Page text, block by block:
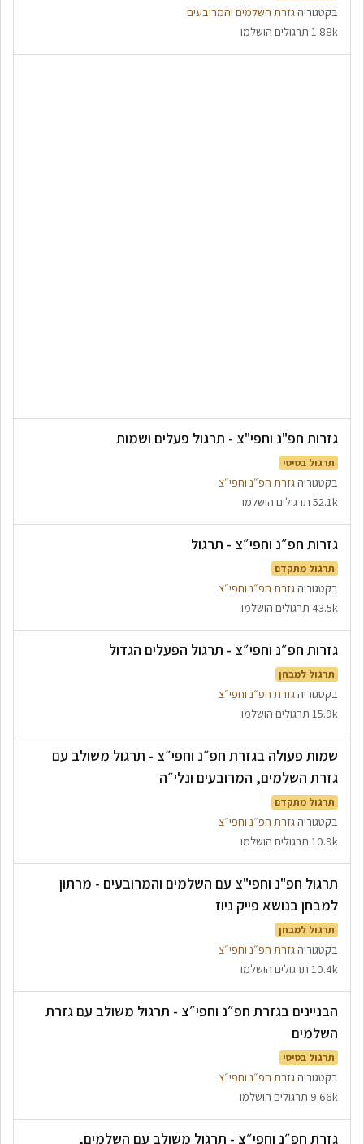
בקטגוריהגזרת השלמים והמרובעים
1.88k תרגולים הושלמו
גזרות חפ"נ וחפי"צ - תרגול פעלים ושמות
תרגול בסיסי
בקטגוריהגזרת חפ״נ וחפי״צ
52.1k תרגולים הושלמו
גזרות חפ״נ וחפי״צ - תרגול
תרגול מתקדם
בקטגוריהגזרת חפ״נ וחפי״צ
43.5k תרגולים הושלמו
גזרות חפ״נ וחפי״צ - תרגול הפעלים הגדול
תרגול למבחן
בקטגוריהגזרת חפ״נ וחפי״צ
15.9k תרגולים הושלמו
שמות פעולה בגזרת חפ״נ וחפי״צ - תרגול משולב עם
גזרת השלמים, המרובעים ונלי״ה
תרגול מתקדם
בקטגוריהגזרת חפ״נ וחפי״צ
10.9k תרגולים הושלמו
תרגול חפ"נ וחפי"צ עם השלמים והמרובעים - מרתון
למבחן בנושא פייק ניוז
תרגול למבחן
בקטגוריהגזרת חפ״נ וחפי״צ
10.4k תרגולים הושלמו
הבניינים בגזרת חפ״נ וחפי״צ - תרגול משולב עם גזרת
השלמים
תרגול בסיסי
בקטגוריהגזרת חפ״נ וחפי״צ
9.66k תרגולים הושלמו
גזרת חפ״נ וחפי״צ - תרגול משולב עם השלמים,